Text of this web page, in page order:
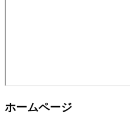
ホームページ